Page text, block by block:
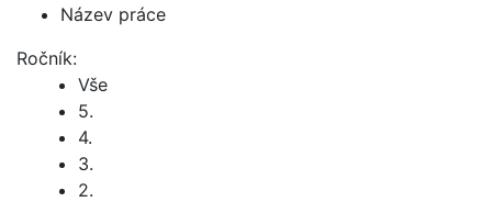
Název práce
Ročník:
Vše
5.
4.
3.
2.